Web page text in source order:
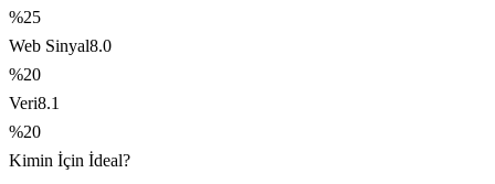
%25
Web Sinyal8.0
%20
Veri8.1
%20
Kimin İçin İdeal?